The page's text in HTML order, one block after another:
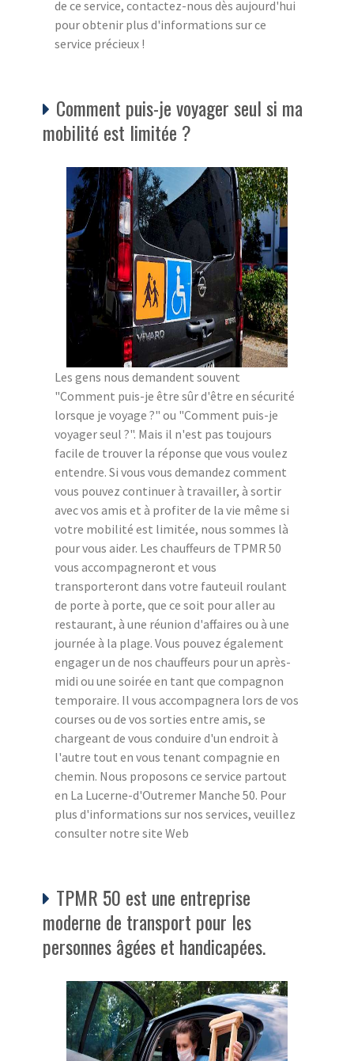
de ce service, contactez-nous dès aujourd'hui
pour obtenir plus d'informations sur ce
service précieux !
Comment puis-je voyager seul si ma
mobilité est limitée ?
Les gens nous demandent souvent
"Comment puis-je être sûr d'être en sécurité
lorsque je voyage ?" ou "Comment puis-je
voyager seul ?". Mais il n'est pas toujours
facile de trouver la réponse que vous voulez
entendre. Si vous vous demandez comment
vous pouvez continuer à travailler, à sortir
avec vos amis et à profiter de la vie même si
votre mobilité est limitée, nous sommes là
pour vous aider. Les chauffeurs de TPMR 50
vous accompagneront et vous
transporteront dans votre fauteuil roulant
de porte à porte, que ce soit pour aller au
restaurant, à une réunion d'affaires ou à une
journée à la plage. Vous pouvez également
engager un de nos chauffeurs pour un après-
midi ou une soirée en tant que compagnon
temporaire. Il vous accompagnera lors de vos
courses ou de vos sorties entre amis, se
chargeant de vous conduire d'un endroit à
l'autre tout en vous tenant compagnie en
chemin. Nous proposons ce service partout
en La Lucerne-d'Outremer Manche 50. Pour
plus d'informations sur nos services, veuillez
consulter notre site Web
TPMR 50 est une entreprise
moderne de transport pour les
personnes âgées et handicapées.